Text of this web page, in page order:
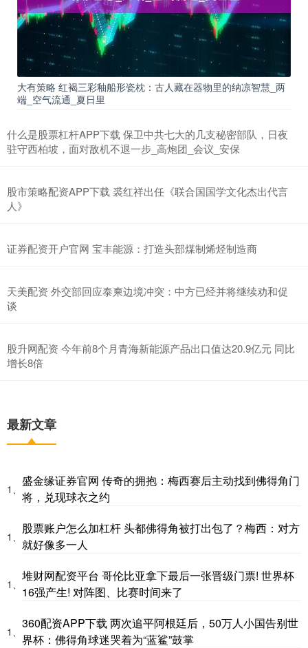
大有策略 红褐三彩釉船形瓷枕：古人藏在器物里的纳凉智慧_两
端_空气流通_夏日里
什么是股票杠杆APP下载 保卫中共七大的几支秘密部队，日夜
驻守西柏坡，面对敌机不退一步_高炮团_会议_安保
股市策略配资APP下载 裘红祥出任《联合国国学文化杰出代言
人》
证券配资开户官网 宝丰能源：打造头部煤制烯烃制造商
天美配资 外交部回应泰柬边境冲突：中方已经并将继续劝和促
谈
股升网配资 今年前8个月青海新能源产品出口值达20.9亿元 同比
增长8倍
最新文章
1、
盛金缘证券官网 传奇的拥抱：梅西赛后主动找到佛得角门
将，兑现球衣之约
1、
股票账户怎么加杠杆 头都佛得角被打出包了？梅西：对方
就好像多一人
1、
堆财网配资平台 哥伦比亚拿下最后一张晋级门票! 世界杯
16强产生! 对阵图、比赛时间来了
1、
360配资APP下载 两次追平阿根廷后，50万人小国告别世
界杯：佛得角球迷哭着为“蓝鲨”鼓掌